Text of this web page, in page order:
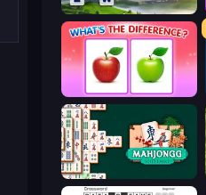
Words of Wonders
What's The Difference?
Mahjongg Solitaire